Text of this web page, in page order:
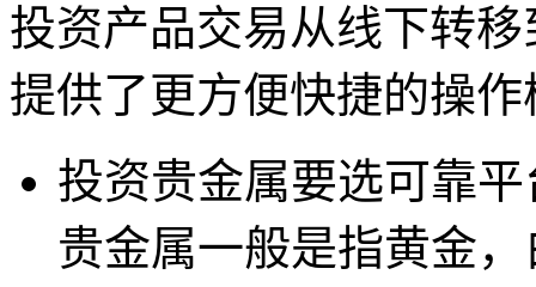
投资产品交易从线下转
提供了更方便快捷的操
投资贵金属要选可靠平
贵金属一般是指黄金